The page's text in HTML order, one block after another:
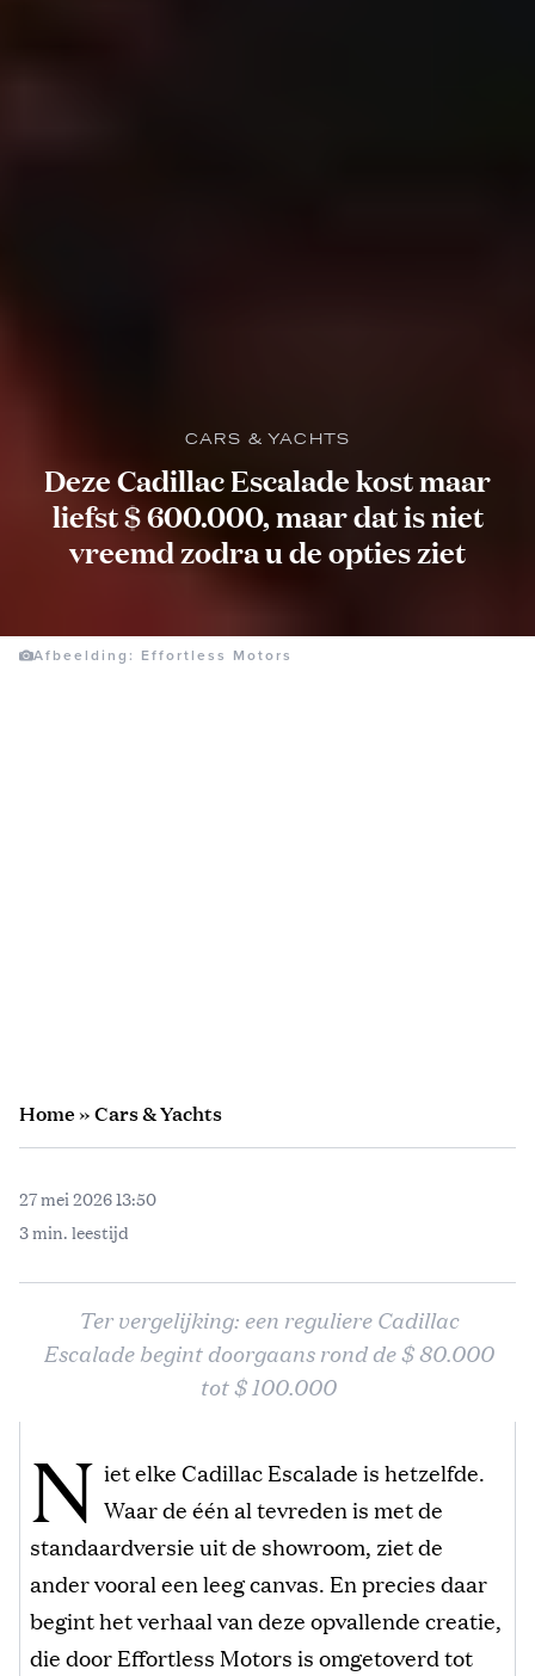
CARS & YACHTS
Deze Cadillac Escalade kost maar
liefst $ 600.000, maar dat is niet
vreemd zodra u de opties ziet
Afbeelding: Effortless Motors
Home»Cars & Yachts
27 mei 2026 13:50
3 min. leestijd
Ter vergelijking: een reguliere Cadillac
Escalade begint doorgaans rond de $ 80.000
tot $ 100.000
N iet elke Cadillac Escalade is hetzelfde.
Waar de één al tevreden is met de
standaardversie uit de showroom, ziet de
ander vooral een leeg canvas. En precies daar
begint het verhaal van deze opvallende creatie,
die door Effortless Motors is omgetoverd tot